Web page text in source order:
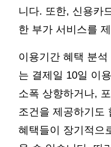
니다. 또한, 신용카
한 부가 서비스를
이용기간 혜택 분
는 결제일 10일 이
소폭 상향하거나,
조건을 제공하기도
혜택들이 장기적으